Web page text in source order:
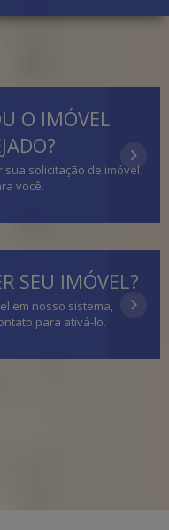
O IMÓVEL
solicitação de imóvel.
você.
SEU IMÓVEL?
em nosso sistema,
para ativá-lo.